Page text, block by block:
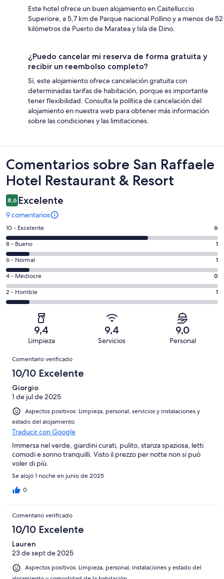
Este hotel ofrece un buen alojamiento en Castelluccio
Superiore, a 5,7 km de Parque nacional Pollino y a menos de 52
kilómetros de Puerto de Maratea y Isla de Dino.
¿Puedo cancelar mi reserva de forma gratuita y
recibir un reembolso completo?
Sí, este alojamiento ofrece cancelación gratuita con
determinadas tarifas de habitación, porque es importante
tener flexibilidad. Consulta la política de cancelación del
alojamiento en nuestra web para obtener más información
sobre las condiciones y las limitaciones.
Comentarios
Comentarios sobre San Raffaele
Hotel Restaurant & Resort
8,6 Excelente
9 comentarios
6
comentarios
de
un
total
de
9
con
puntuación
10 - Excelente 6
1
comentarios
de
un
total
de
puntuación
8 - Bueno 1
1
comentarios
de
un
total
puntuación
Normal
6 - Normal 1
0
comentarios
de
una
puntuación
Mediocre
4 - Mediocre 0
1
comentarios
una
puntuación
de
Horrible
2 - Horrible 1
9,4
Limpieza
9,4
Servicios
9,0
Personal
Comentarios
Comentario verificado
10/10 Excelente
Giorgio
1 de jul de 2025
Aspectos positivos: Limpieza, personal, servicios y instalaciones y
estado del alojamiento
Traducir con Google
Immersa nel verde, giardini curati, pulito, stanza spaziosa, letti
comodi e sonno tranquilli. Visto il prezzo per notte non si può
voler di più.
Se alojó 1 noche en junio de 2025
0
Comentario verificado
10/10 Excelente
Lauren
23 de sept de 2025
Aspectos positivos: Limpieza, personal, instalaciones y estado del